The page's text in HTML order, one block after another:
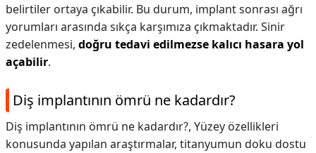
belirtiler ortaya çıkabilir. Bu durum, implant sonrası ağrı
yorumları arasında sıkça karşımıza çıkmaktadır. Sinir
zedelenmesi, doğru tedavi edilmezse kalıcı hasara yol
açabilir.
Diş implantının ömrü ne kadardır?
Diş implantının ömrü ne kadardır?, Yüzey özellikleri
konusunda yapılan araştırmalar, titanyumun doku dostu